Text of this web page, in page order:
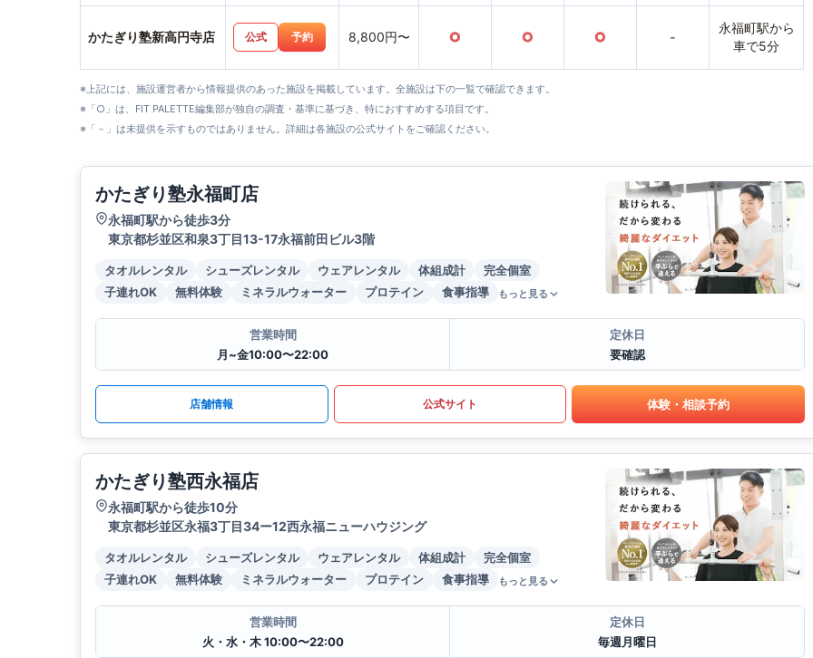
かたぎり塾新高円寺店 公式 予約 8,800円〜 ○ ○ ○ -
永福町駅から
車で5分
※上記には、施設運営者から情報提供のあった施設を掲載しています。全施設は下の一覧で確認できます。
※「○」は、FIT PALETTE編集部が独自の調査・基準に基づき、特におすすめする項目です。
※「－」は未提供を示すものではありません。詳細は各施設の公式サイトをご確認ください。
かたぎり塾永福町店
永福町駅から徒歩3分
東京都杉並区和泉3丁目13-17永福前田ビル3階
タオルレンタル シューズレンタル ウェアレンタル 体組成計
完全個室
子連れOK
無料体験 ミネラルウォーター プロテイン 食事指導 もっと見る
営業時間
月~金10:00〜22:00
定休日
要確認
店舗情報 公式サイト 体験・相談予約
かたぎり塾西永福店
永福町駅から徒歩10分
東京都杉並区永福3丁目34ー12西永福ニューハウジング
タオルレンタル シューズレンタル ウェアレンタル 体組成計
完全個室
子連れOK
無料体験 ミネラルウォーター プロテイン 食事指導 もっと見る
営業時間
火・水・木 10:00〜22:00
定休日
毎週月曜日